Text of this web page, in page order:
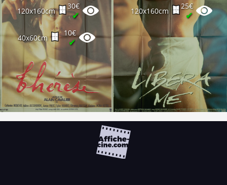
120x160cm
30€
✔
40x60cm
10€
✔
120x160cm
25€
✔